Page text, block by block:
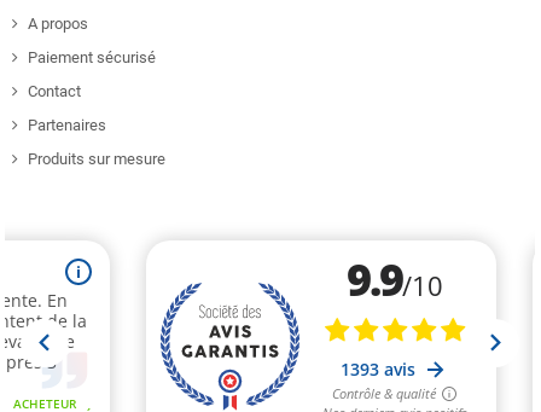
A propos
Paiement sécurisé
Contact
Partenaires
Produits sur mesure